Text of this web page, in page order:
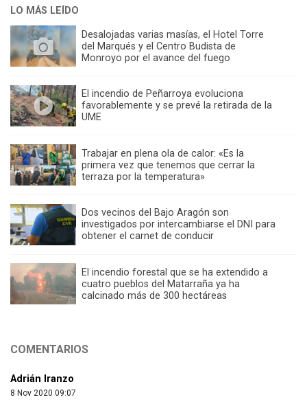
LO MÁS LEÍDO
Desalojadas varias masías, el Hotel Torre
del Marqués y el Centro Budista de
Monroyo por el avance del fuego
El incendio de Peñarroya evoluciona
favorablemente y se prevé la retirada de la
UME
Trabajar en plena ola de calor: «Es la
primera vez que tenemos que cerrar la
terraza por la temperatura»
Dos vecinos del Bajo Aragón son
investigados por intercambiarse el DNI para
obtener el carnet de conducir
El incendio forestal que se ha extendido a
cuatro pueblos del Matarraña ya ha
calcinado más de 300 hectáreas
COMENTARIOS
Adrián Iranzo
8 Nov 2020 09:07